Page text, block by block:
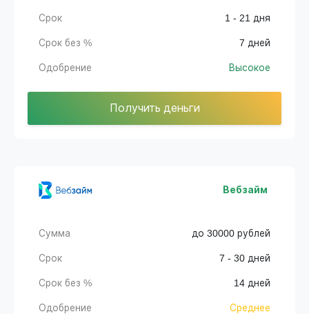
Срок 1 - 21 дня
Срок без % 7 дней
Одобрение Высокое
Получить деньги
Вебзайм
Сумма до 30000 рублей
Срок 7 - 30 дней
Срок без % 14 дней
Одобрение Среднее